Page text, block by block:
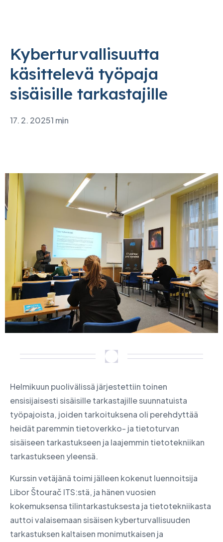
Kyberturvallisuutta
käsittelevä työpaja
sisäisille tarkastajille
17. 2. 20251 min
Helmikuun puolivälissä järjestettiin toinen
ensisijaisesti sisäisille tarkastajille suunnatuista
työpajoista, joiden tarkoituksena oli perehdyttää
heidät paremmin tietoverkko- ja tietoturvan
sisäiseen tarkastukseen ja laajemmin tietotekniikan
tarkastukseen yleensä.
Kurssin vetäjänä toimi jälleen kokenut luennoitsija
Libor Štourač ITS:stä, ja hänen vuosien
kokemuksensa tilintarkastuksesta ja tietotekniikasta
auttoi valaisemaan sisäisen kyberturvallisuuden
tarkastuksen kaltaisen monimutkaisen ja